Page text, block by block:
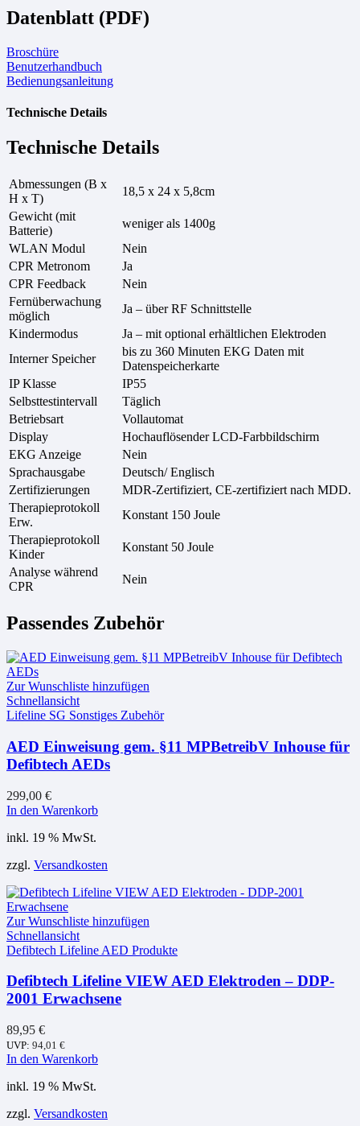
Datenblatt (PDF)
Broschüre
Benutzerhandbuch
Bedienungsanleitung
Technische Details
Technische Details
Abmessungen (B x
H x T)
18,5 x 24 x 5,8cm
Gewicht (mit
Batterie)
weniger als 1400g
WLAN Modul
Nein
CPR Metronom
Ja
CPR Feedback
Nein
Fernüberwachung
möglich
Ja – über RF Schnittstelle
Kindermodus
Ja – mit optional erhältlichen Elektroden
Interner Speicher
bis zu 360 Minuten EKG Daten mit
Datenspeicherkarte
IP Klasse
IP55
Selbsttestintervall
Täglich
Betriebsart
Vollautomat
Display
Hochauflösender LCD-Farbbildschirm
EKG Anzeige
Nein
Sprachausgabe
Deutsch/ Englisch
Zertifizierungen
MDR-Zertifiziert, CE-zertifiziert nach MDD.
Therapieprotokoll
Erw.
Konstant 150 Joule
Therapieprotokoll
Kinder
Konstant 50 Joule
Analyse während
CPR
Nein
Passendes Zubehör
Zur Wunschliste hinzufügen
Schnellansicht
Lifeline SG Sonstiges Zubehör
AED Einweisung gem. §11 MPBetreibV Inhouse für
Defibtech AEDs
299,00 €
In den Warenkorb
inkl. 19 % MwSt.
zzgl. Versandkosten
Zur Wunschliste hinzufügen
Schnellansicht
Defibtech Lifeline AED Produkte
Defibtech Lifeline VIEW AED Elektroden – DDP-
2001 Erwachsene
89,95 €
UVP: 94,01 €
In den Warenkorb
inkl. 19 % MwSt.
zzgl. Versandkosten